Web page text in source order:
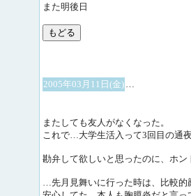
また明後日
2005年03月11日(金) …
またしても友人がなくなった。
これで…大学生活入って3回目の通
勘弁して欲しいと思ったのに、ホン
…先月見舞いに行った時は、比較的